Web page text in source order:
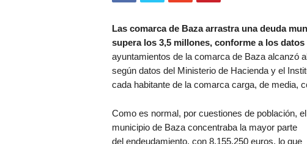
Las comarca de Baza arrastra una deuda
supera los 3,5 millones, conforme a los datos
ayuntamientos de la comarca de Baza alcanzó
según datos del Ministerio de Hacienda y el
cada habitante de la comarca carga, de media,
Como es normal, por cuestiones de población, el
municipio de Baza concentraba la mayor parte
del endeudamiento, con 8.155.250 euros, lo que